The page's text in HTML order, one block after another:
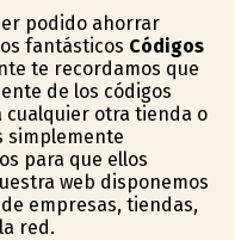
podido ahorrar
fantásticos Códigos
te recordamos que
de los códigos
cualquier otra tienda o
simplemente
para que ellos
web disponemos
empresas, tiendas,
red.